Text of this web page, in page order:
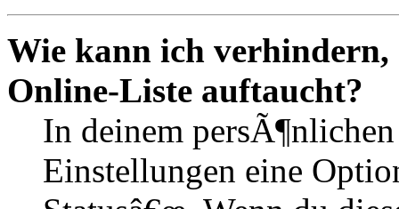
Wie kann ich verhindern,
Online-Liste auftaucht?
In deinem
Einstellungen eine